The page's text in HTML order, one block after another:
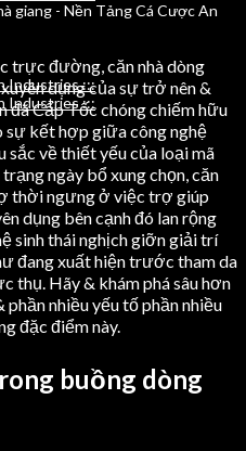
trực đường, căn nhà dòng
dụng của sự trở nên &
đã Cấp Tốc chóng chiếm hữu
sự kết hợp giữa công nghệ
sắc về thiết yếu của loại mã
ngày bổ xung chọn, căn
thời ngưng ở việc trợ giúp
dụng bên cạnh đó lan rộng
sinh thái nghịch giỡn giải trí
đang xuất hiện trước tham da
thụ. Hãy & khám phá sâu hơn
nhiều yếu tố phần nhiều
đặc điểm này.
buồng dòng